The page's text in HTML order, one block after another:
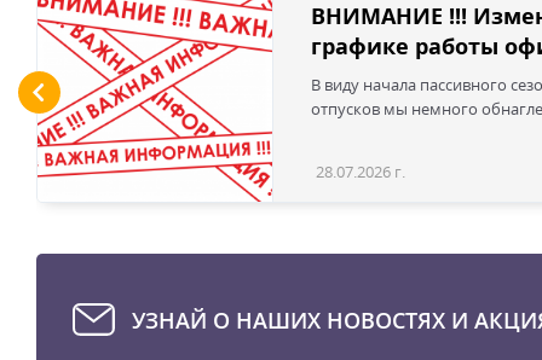
ВНИМАНИЕ !!!
графике работы
В виду начала пассивного
отпусков мы немного
28.07.2026 г.
УЗНАЙ О НАШИХ НОВОСТЯХ И